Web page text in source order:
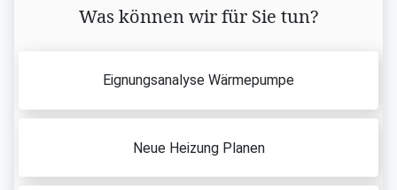
Was können wir für Sie tun?
Eignungsanalyse Wärmepumpe
Neue Heizung Planen